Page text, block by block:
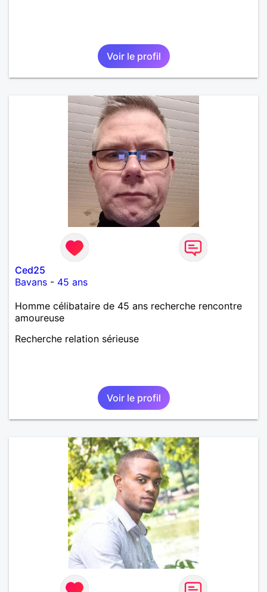
Voir le profil
Ced25
Bavans - 45 ans
Homme célibataire de 45 ans recherche rencontre
amoureuse
Recherche relation sérieuse
Voir le profil